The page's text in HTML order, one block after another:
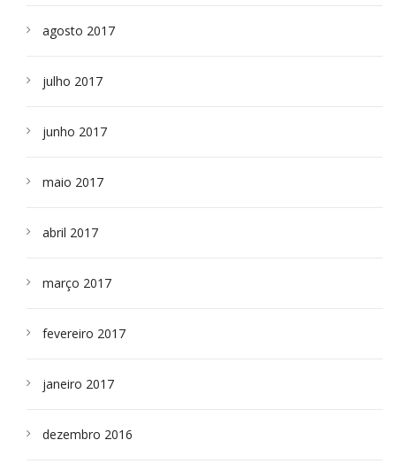
agosto 2017
julho 2017
junho 2017
maio 2017
abril 2017
março 2017
fevereiro 2017
janeiro 2017
dezembro 2016